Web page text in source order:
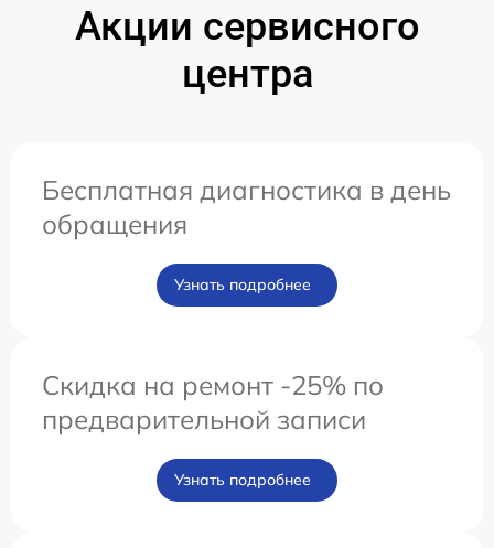
Акции сервисного
центра
Бесплатная диагностика в день
обращения
Узнать подробнее
Скидка на ремонт -25% по
предварительной записи
Узнать подробнее